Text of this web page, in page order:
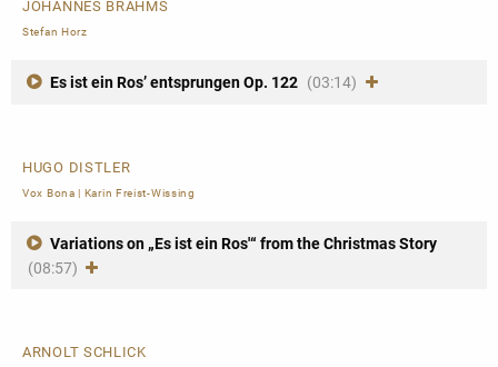
JOHANNES BRAHMS
Stefan Horz
Es ist ein Ros’ entsprungen Op. 122 (03:14)
HUGO DISTLER
Vox Bona Karin Freist-Wissing
Variations on „Es ist ein Ros'“ from the Christmas Story
(08:57)
ARNOLT SCHLICK